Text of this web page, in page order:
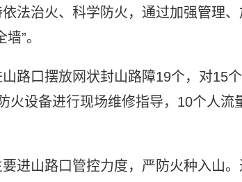
法治火、科学防火，通过加强管理、
”。
路口摆放网状封山路障19个，对15个
火设备进行现场维修指导，10个人流
进山路口管控力度，严防火种入山。